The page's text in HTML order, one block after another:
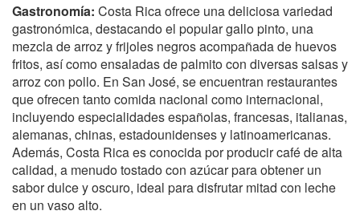
Gastronomía: Costa Rica ofrece una deliciosa variedad
gastronómica, destacando el popular gallo pinto, una
mezcla de arroz y frijoles negros acompañada de huevos
fritos, así como ensaladas de palmito con diversas salsas y
arroz con pollo. En San José, se encuentran restaurantes
que ofrecen tanto comida nacional como internacional,
incluyendo especialidades españolas, francesas, italianas,
alemanas, chinas, estadounidenses y latinoamericanas.
Además, Costa Rica es conocida por producir café de alta
calidad, a menudo tostado con azúcar para obtener un
sabor dulce y oscuro, ideal para disfrutar mitad con leche
en un vaso alto.